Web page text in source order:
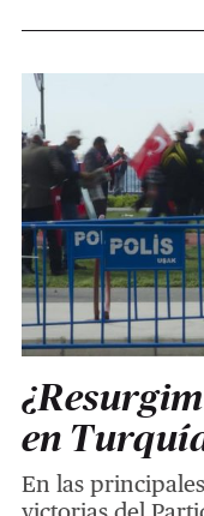
en
En las